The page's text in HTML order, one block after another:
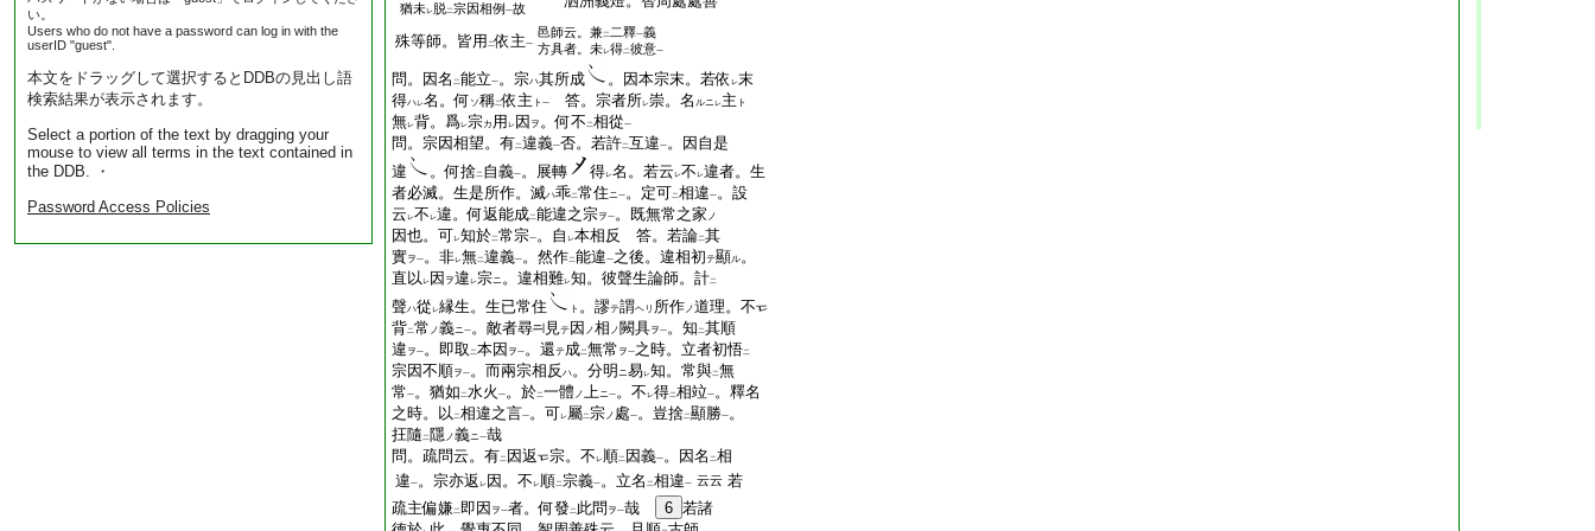
い。
Users who do not have a password can log in with the
userID "guest".
本文をドラッグして選択するとDDBの見出し語
検索結果が表示されます。
Select a portion of the text by dragging your
mouse to view all terms in the text contained in
the DDB. ・
Password Access Policies
猶未レ脱二宗因相例一故
殊等師。皆用 二依主一
邑師云。兼二 二釋一義
方具者。未レ得二彼意一
問。因名 二能立一。宗ハ其所成 。因本宗末。若依 レ末
得ハレ名。何 ソ稱二依主 ト 一 答。宗者所レ崇。名 ルニレ主 ト
無レ背。爲レ宗カ 用 レ 因 ヲ 。何不 二相從一
問。宗因相望。有二違義一否。若許二互違一。因自是
違
。何捨二 自義一。展轉 得レ名。若云 レ不 レ違者。生
者必滅。生是所作。滅ハ乖二常住ニ一。定可二相違一。設
云 レ不 レ違。何返能成二能違之宗ヲ一。既無常之家 ノ
因也。可レ知於二常宗一。自 レ本相反 答。若論二其
實ヲ一。非レ無二違義一。然作二能違一之後。違相初テ顯ル。
直以 レ 因 ヲ違 レ宗ニ。違相難レ知。彼聲生論師。計二
聲ハ從 レ縁生。生已常住 ト 。謬テ謂ヘリ 所作ノ道理。不
背二常 ノ義ニ一。敵者尋 見テ 因 ノ相 ノ 闕具ヲ一。知 二其順
違 ヲ一。即取 二本因 ヲ一。還テ成二無常 ヲ一之時。立者初悟二
宗因不順ヲ一。而兩宗相反 ハ。分明 ニ易レ知。常與二無
常一。猶如 二水火 一。於二一體 ノ上ニ一。不 レ得二相竝一。釋名
之時。以 二相違之言一。可レ屬二宗ノ 處一。豈捨二顯勝一。
抂隨 二 隱ノ義ニ一哉
問。疏問云。有二 因返 宗。不 レ順二 因義一。因名 二相
違一。宗亦返 レ 因。不 レ順二宗義一。立名 二相違一 云云 若
疏主偏嫌二 即因 ヲ一者。何發 二 此問 ヲ一哉 6 若諸